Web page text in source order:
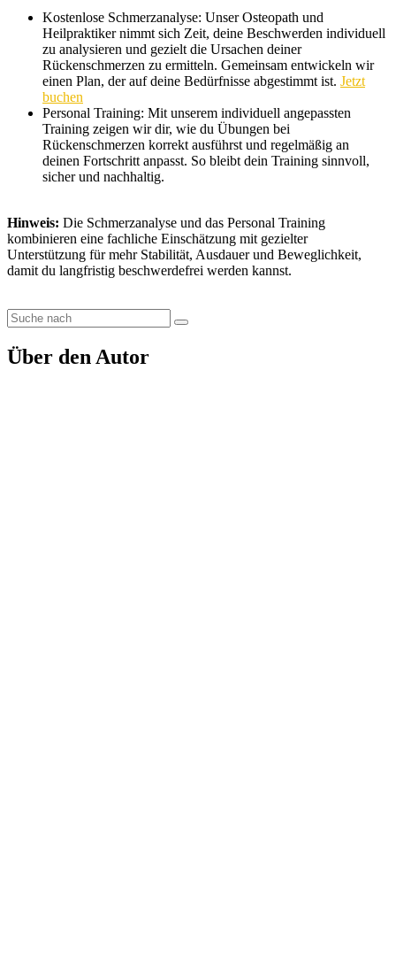
Kostenlose Schmerzanalyse: Unser Osteopath und
Heilpraktiker nimmt sich Zeit, deine Beschwerden individuell
zu analysieren und gezielt die Ursachen deiner
Rückenschmerzen zu ermitteln. Gemeinsam entwickeln wir
einen Plan, der auf deine Bedürfnisse abgestimmt ist. Jetzt
buchen
Personal Training: Mit unserem individuell angepassten
Training zeigen wir dir, wie du Übungen bei
Rückenschmerzen korrekt ausführst und regelmäßig an
deinen Fortschritt anpasst. So bleibt dein Training sinnvoll,
sicher und nachhaltig.
Hinweis: Die Schmerzanalyse und das Personal Training
kombinieren eine fachliche Einschätzung mit gezielter
Unterstützung für mehr Stabilität, Ausdauer und Beweglichkeit,
damit du langfristig beschwerdefrei werden kannst.
Über den Autor